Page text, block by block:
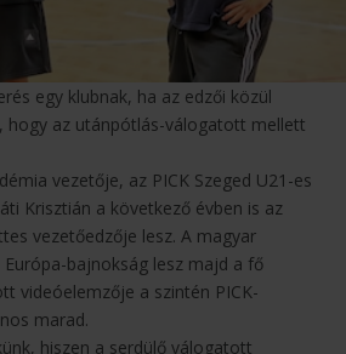
egy klubnak, ha az edzői közül
hogy az utánpótlás-válogatott mellett
vezetője, az PICK Szeged U21-es
Krisztián a következő évben is az
vezetőedzője lesz. A magyar
bajnokság lesz majd a fő
videóelemzője a szintén PICK-
marad.
hiszen a serdülő válogatott